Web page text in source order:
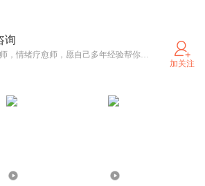
询
国家公共营养师，情绪疗愈师，愿自己多年经验帮你摆脱失眠。薇 V：7 3 5 9 8 5 1 7 6
加关注